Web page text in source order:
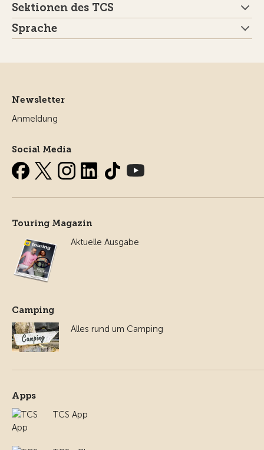
Sektionen des TCS
Sprache
Newsletter
Anmeldung
Social Media
Touring Magazin
Aktuelle Ausgabe
Camping
Alles rund um Camping
Apps
TCS App